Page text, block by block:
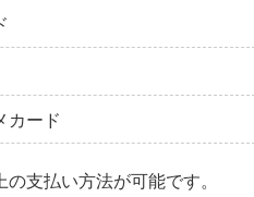
カード
支払い方法が可能です。